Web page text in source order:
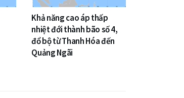
Khả năng cao áp thấp
nhiệt đới thành bão số 4,
đổ bộ từ Thanh Hóa đến
Quảng Ngãi